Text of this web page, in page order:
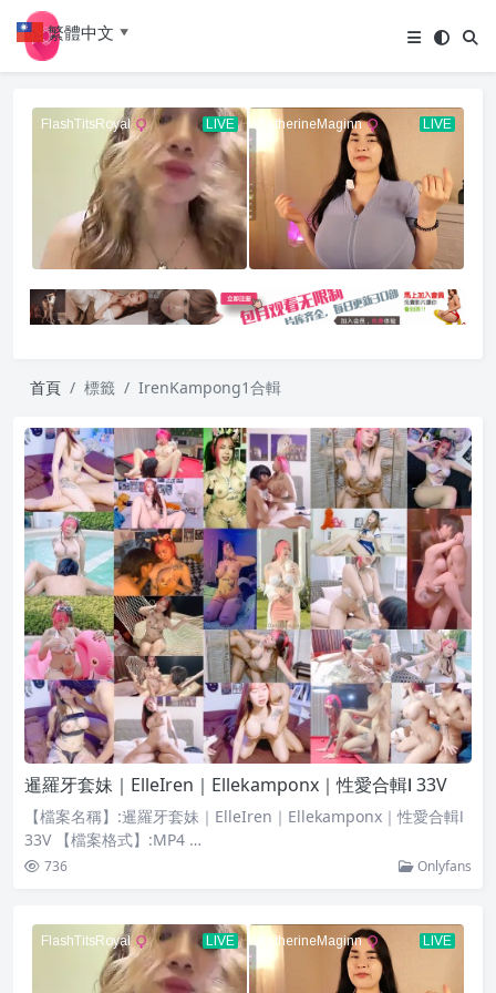
首頁 標籤 IrenKampong1合輯
暹羅牙套妹｜ElleIren｜Ellekamponx｜性愛合輯Ⅰ 33V
【檔案名稱】:暹羅牙套妹｜ElleIren｜Ellekamponx｜性愛合輯Ⅰ
33V 【檔案格式】:MP4 …
736 Onlyfans
繁體中文 ▼